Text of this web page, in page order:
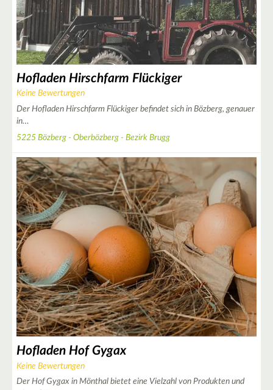
Hofladen Hirschfarm Flückiger
Keine Bewertungen
Der Hofladen Hirschfarm Flückiger befindet sich in Bözberg, genauer
in…
5225 Bözberg - Oberbözberg - Bezirk Brugg
Hofladen Hof Gygax
Keine Bewertungen
Der Hof Gygax in Mönthal bietet eine Vielzahl von Produkten und
3
2
3
2